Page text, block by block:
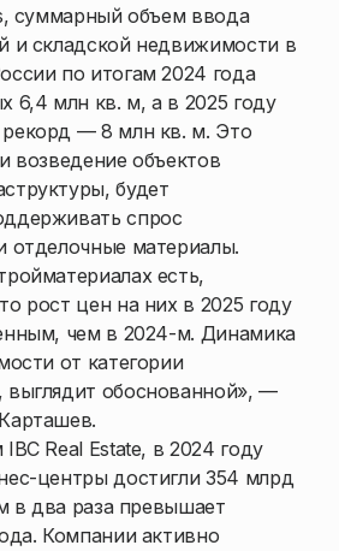
суммарный объем ввода
и складской недвижимости в
по итогам 2024 года
6,4 млн кв. м, а в 2025 году
— 8 млн кв. м. Это
возведение объектов
будет
спрос
отделочные материалы.
есть,
рост цен на них в 2025 году
чем в 2024-м. Динамика
от категории
выглядит обоснованной», —
Real Estate, в 2024 году
центры достигли 354 млрд
в два раза превышает
Компании активно